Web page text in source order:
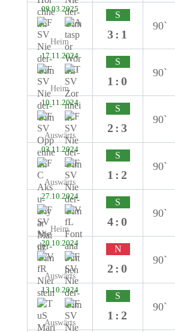
09.03.2025
Heim
S
3:1
90`
17.11.2024
Heim
S
1:0
90`
10.11.2024
Auswärts
S
2:3
90`
03.11.2024
Auswärts
S
1:2
90`
27.10.2024
Heim
S
4:0
90`
20.10.2024
Auswärts
N
2:0
90`
13.10.2024
Auswärts
S
1:2
90`